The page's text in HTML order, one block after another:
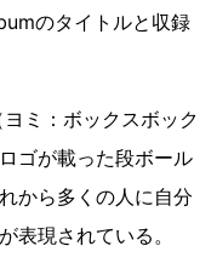
のタイトルと収録
ミ：ボックスボック
ゴが載った段ボール
から多くの人に自分
表現されている。